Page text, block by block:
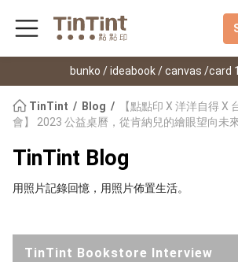
bunko / ideabook / canvas /card
TinTint Blog
【點點印 X 洋洋自得 X
會】 2023 公益桌曆，從肯納兒的繪眼望向未來
TinTint Blog
用照片記錄回憶，用照片佈置生活。
TinTint Bookstore Interview